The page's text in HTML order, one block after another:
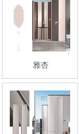
雅杏